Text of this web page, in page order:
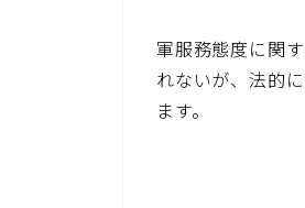
軍服務態度に関
れないが、法的
ます。